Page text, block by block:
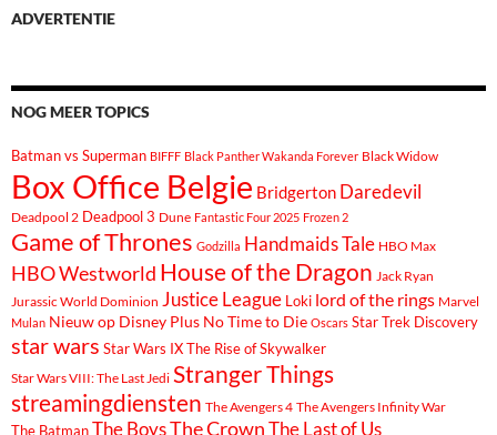
ADVERTENTIE
NOG MEER TOPICS
Batman vs Superman BIFFF Black Panther Wakanda Forever Black Widow
Box Office Belgie Bridgerton Daredevil
Deadpool 2 Deadpool 3 Dune Fantastic Four 2025 Frozen 2
Game of Thrones Godzilla Handmaids Tale HBO Max
HBO Westworld House of the Dragon Jack Ryan
Jurassic World Dominion Justice League Loki lord of the rings Marvel
Mulan Nieuw op Disney Plus No Time to Die Oscars Star Trek Discovery
star wars Star Wars IX The Rise of Skywalker
Star Wars VIII: The Last Jedi Stranger Things
streamingdiensten The Avengers 4 The Avengers Infinity War
The BatmanThe BoysThe CrownThe Last of Us